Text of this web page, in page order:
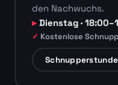
den Nachwuchs.
Dienstag ·
Kostenlose